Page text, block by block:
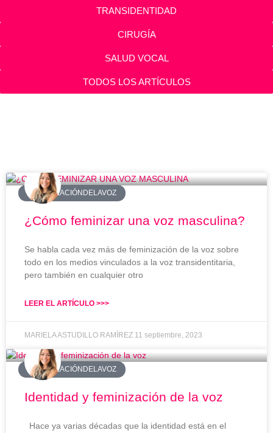
TRANSIDENTIDAD
CIRUGÍA
SALUD VOCAL
TODOS LOS ARTÍCULOS
#FEMINIZACIÓNDELAVOZ
¿Cómo feminizar una voz masculina?
Se habla cada vez más de feminización de la voz sobre
todo en los medios vinculados a la voz transidentitaria,
pero también en cualquier otro
LEER EL ARTÍCULO >>>
MARIELA ASTUDILLO RAMÍREZ 11 septiembre, 2023
#FEMINIZACIÓNDELAVOZ
Identidad y feminización de la voz
Hace ya varias décadas que la identidad está en el